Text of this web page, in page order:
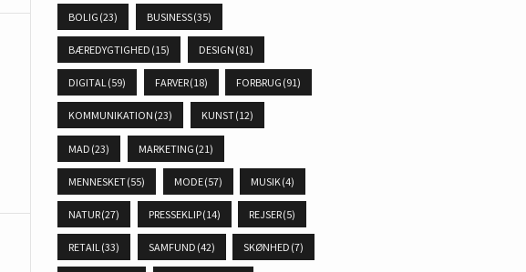
BOLIG (23) BUSINESS(35)
BÆREDYGTIGHED (15) DESIGN (81)
DIGITAL(59) FARVER(18) FORBRUG (91)
KOMMUNIKATION (23) KUNST(12)
MAD (23) MARKETING (21)
MENNESKET(55) MODE(57) MUSIK (4)
NATUR(27) PRESSEKLIP(14) REJSER(5)
RETAIL(33) SAMFUND (42) SKØNHED (7)